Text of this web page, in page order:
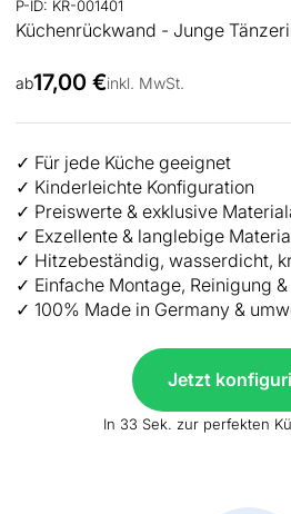
P-ID: KR-001401
Küchenrückwand - Junge
abAngebot
17,00 €inkl. MwSt.
✓ Für jede Küche geeignet
✓ Kinderleichte Konfiguration
✓ Preiswerte & exklusive
✓ Exzellente & langlebige
✓ Hitzebeständig, wasserdicht,
✓ Einfache Montage, Reinigung
✓ 100% Made in Germany &
Jetzt
In 33 Sek. zur perfekten